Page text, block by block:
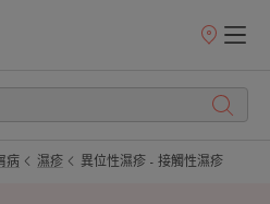
銷
病 濕疹 異位性濕疹 - 接觸性濕疹